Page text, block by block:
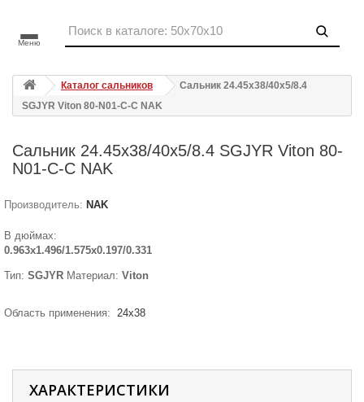
Меню
Каталог сальников
Сальник 24.45x38/40x5/8.4
SGJYR Viton 80-N01-C-C NAK
Сальник 24.45x38/40x5/8.4 SGJYR Viton 80-
N01-C-C NAK
Производитель: NAK
В дюймах:
0.963x1.496/1.575x0.197/0.331
Тип: SGJYR Материал: Viton
Область применения: 24x38
ХАРАКТЕРИСТИКИ